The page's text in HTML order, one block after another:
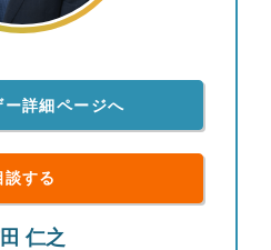
詳細ページへ
談する
仁之